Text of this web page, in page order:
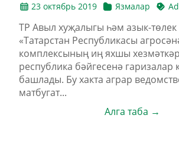
23 октябрь 2019 Язмалар
ТР Авыл хуҗалыгы һәм азык-
«Татарстан Республикасы
комплексының иң яхшы
республика бәйгесенә гаризалар
башлады. Бу хакта аграр
матбугат...
Алга таба →